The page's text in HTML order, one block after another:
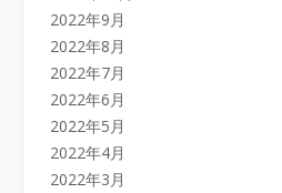
2022年9月
2022年8月
2022年7月
2022年6月
2022年5月
2022年4月
2022年3月